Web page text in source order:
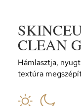
CLEAN
Hámlasztja,
textúra